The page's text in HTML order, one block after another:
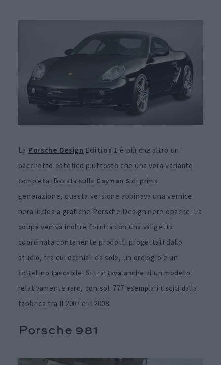
La Porsche Design Edition 1 è più che altro un
pacchetto estetico piuttosto che una vera variante
completa. Basata sulla Cayman S di prima
generazione, questa versione abbinava una vernice
nera lucida a grafiche Porsche Design nere opache. La
coupé veniva inoltre fornita con una valigetta
coordinata contenente prodotti progettati dallo
studio, tra cui occhiali da sole, un orologio e un
coltellino tascabile. Si trattava anche di un modello
relativamente raro, con soli 777 esemplari usciti dalla
fabbrica tra il 2007 e il 2008.
Porsche 981